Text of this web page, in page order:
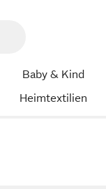
Baby & Kind
Heimtextilien